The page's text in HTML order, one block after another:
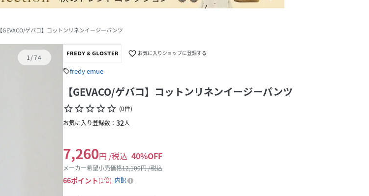
【GEVACO/ゲバコ】コットンリネンイージーパンツ
1/74 favorite_border お気に入りショップに登録する
sellfredy emue
【GEVACO/ゲバコ】コットンリネンイージーパンツ
star_borderstar_borderstar_borderstar_borderstar_border (0件)
お気に入り登録数： 32人
7,260円 /税込 40%OFF
メーカー希望小売価格12,100円 /税込
66ポイント 1倍 内訳